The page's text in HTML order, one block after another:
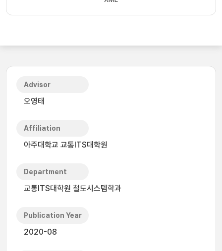
Advisor
오영태
Affiliation
아주대학교 교통ITS대학원
Department
교통ITS대학원 철도시스템학과
Publication Year
2020-08